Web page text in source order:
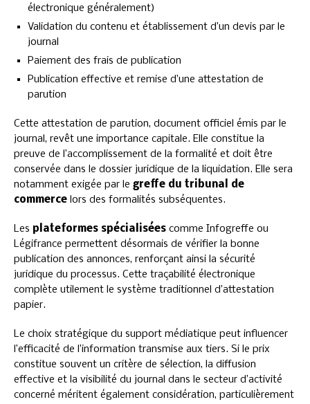
électronique généralement)
Validation du contenu et établissement d’un devis par le
journal
Paiement des frais de publication
Publication effective et remise d’une attestation de
parution
Cette attestation de parution, document officiel émis par le
journal, revêt une importance capitale. Elle constitue la
preuve de l’accomplissement de la formalité et doit être
conservée dans le dossier juridique de la liquidation. Elle sera
notamment exigée par le greffe du tribunal de
commerce lors des formalités subséquentes.
Les plateformes spécialisées comme Infogreffe ou
Légifrance permettent désormais de vérifier la bonne
publication des annonces, renforçant ainsi la sécurité
juridique du processus. Cette traçabilité électronique
complète utilement le système traditionnel d’attestation
papier.
Le choix stratégique du support médiatique peut influencer
l’efficacité de l’information transmise aux tiers. Si le prix
constitue souvent un critère de sélection, la diffusion
effective et la visibilité du journal dans le secteur d’activité
concerné méritent également considération, particulièrement